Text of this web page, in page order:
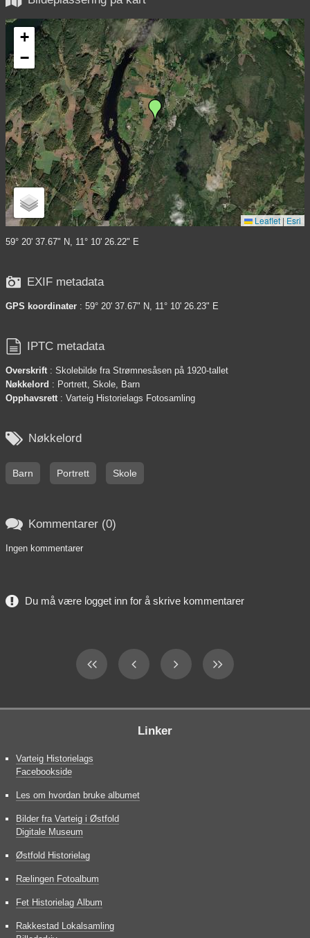
+
−
Leaflet | Esri
59° 20' 37.67" N, 11° 10' 26.22" E
 EXIF metadata
GPS koordinater : 59° 20' 37.67" N, 11° 10' 26.23" E
 IPTC metadata
Overskrift : Skolebilde fra Strømnesåsen på 1920-tallet
Nøkkelord : Portrett, Skole, Barn
Opphavsrett : Varteig Historielags Fotosamling
 Nøkkelord
Barn Portrett Skole
 Kommentarer (0)
Ingen kommentarer
Du må være logget inn for å skrive kommentarer
Linker
Varteig Historielags
Facebookside
Les om hvordan bruke albumet
Bilder fra Varteig i Østfold
Digitale Museum
Østfold Historielag
Rælingen Fotoalbum
Fet Historielag Album
Rakkestad Lokalsamling